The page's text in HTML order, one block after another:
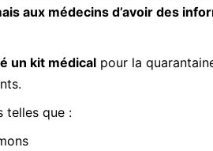
aux médecins d’avoir des
un kit médical pour la
telles que :